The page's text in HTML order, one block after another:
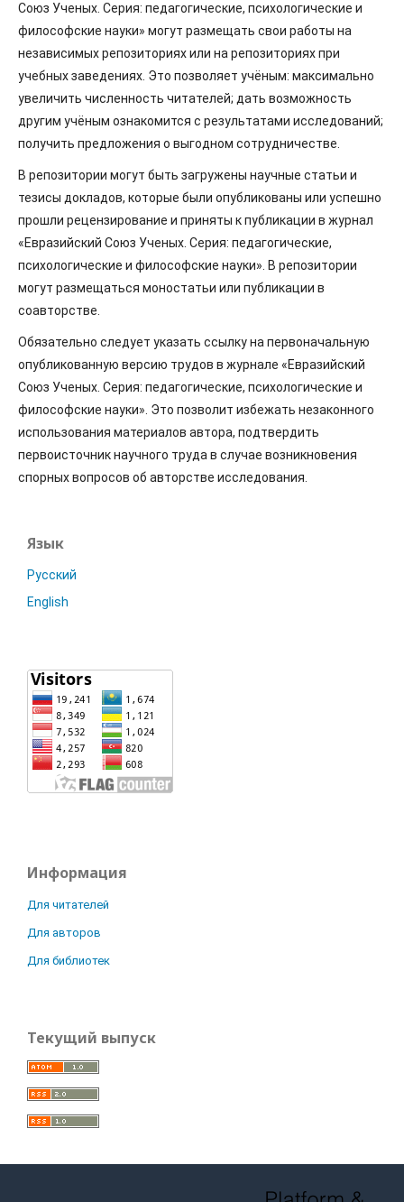
Союз Ученых. Серия: педагогические, психологические и
философские науки» могут размещать свои работы на
независимых репозиториях или на репозиториях при
учебных заведениях. Это позволяет учёным: максимально
увеличить численность читателей; дать возможность
другим учёным ознакомится с результатами исследований;
получить предложения о выгодном сотрудничестве.
В репозитории могут быть загружены научные статьи и
тезисы докладов, которые были опубликованы или успешно
прошли рецензирование и приняты к публикации в журнал
«Евразийский Союз Ученых. Серия: педагогические,
психологические и философские науки». В репозитории
могут размещаться моностатьи или публикации в
соавторстве.
Обязательно следует указать ссылку на первоначальную
опубликованную версию трудов в журнале «Евразийский
Союз Ученых. Серия: педагогические, психологические и
философские науки». Это позволит избежать незаконного
использования материалов автора, подтвердить
первоисточник научного труда в случае возникновения
спорных вопросов об авторстве исследования.
Язык
Русский
English
Информация
Для читателей
Для авторов
Для библиотек
Текущий выпуск